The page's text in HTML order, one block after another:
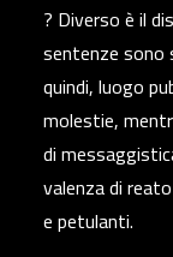
? Diverso è il
sentenze sono
quindi, luogo
molestie,
di
valenza di
e petulanti.